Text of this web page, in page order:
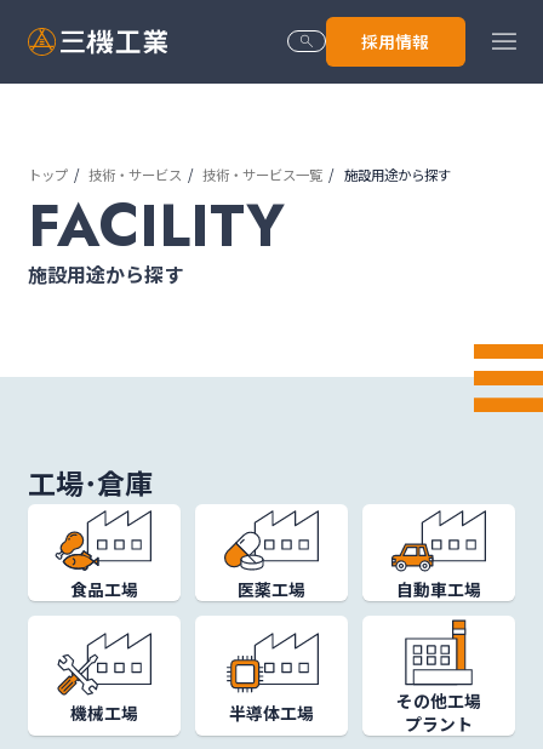
search 採用情報 menu
トップ 技術・サービス 技術・サービス一覧 施設用途から探す
FACILITY
施設用途から探す
工場･倉庫
食品工場 医薬工場 自動車工場
機械工場 半導体工場
その他工場
プラント
トップ
会社情報
株主･投資家情報
サステナビリティ
統合報告書